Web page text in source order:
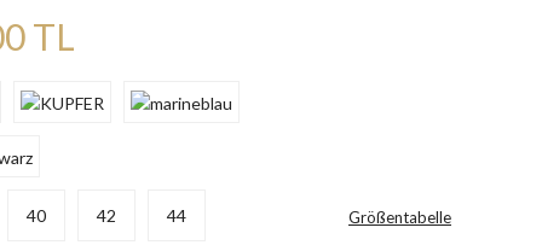
TL
40 42 44 Größentabelle